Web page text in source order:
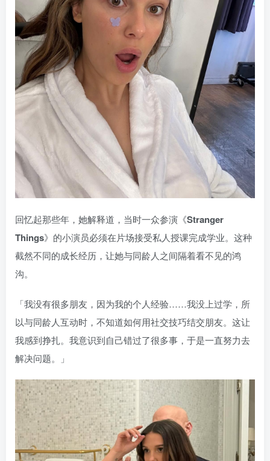
回忆起那些年，她解释道，当时一众参演《Stranger
Things》的小演员必须在片场接受私人授课完成学业。这种
截然不同的成长经历，让她与同龄人之间隔着看不见的鸿
沟。
「我没有很多朋友，因为我的个人经验……我没上过学，所
以与同龄人互动时，不知道如何用社交技巧结交朋友。这让
我感到挣扎。我意识到自己错过了很多事，于是一直努力去
解决问题。」